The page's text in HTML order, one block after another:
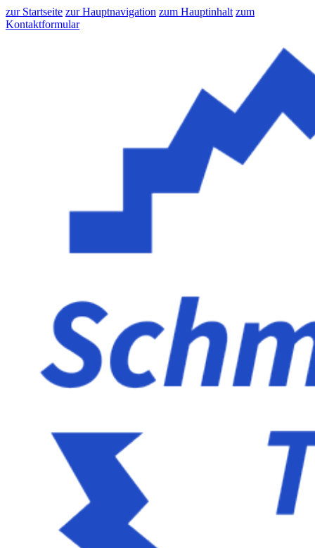
zur Startseite zur Hauptnavigation zum Hauptinhalt zum
Kontaktformular